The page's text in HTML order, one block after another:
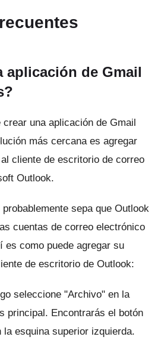
aplicación de Gmail
una aplicación de Gmail
más cercana es agregar
cliente de escritorio de correo
Outlook.
sepa que Outlook
cuentas de correo electrónico
es como puede agregar su
de escritorio de Outlook:
seleccione "Archivo" en la
principal. Encontrarás el botón
la esquina superior izquierda.